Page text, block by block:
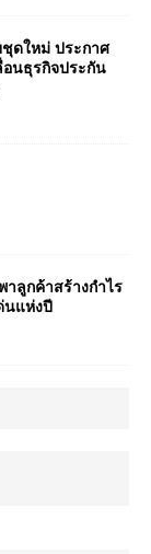
ดใหม่ ประกาศ
นธุรกิจประกัน
ลูกค้าสร้างกำไร
นแห่งปี